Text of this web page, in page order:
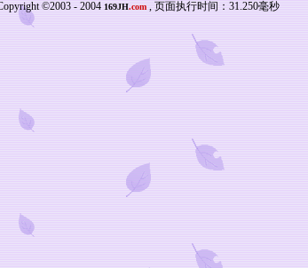
©2003 - 2004 169JH.com, 页面执行时间：31.250毫秒